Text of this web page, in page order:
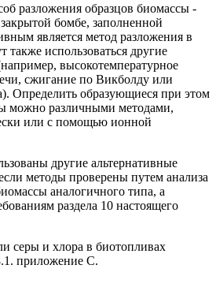
разложения образцов биомассы -
бомбе, заполненной
является метод разложения в
также использоваться другие
высокотемпературное
сжигание по Викболду или
Определить образующиеся при этом
можно различными методами,
или с помощью ионной
другие альтернативные
методы проверены путем анализа
аналогичного типа, а
раздела 10 настоящего
серы и хлора в биотопливах
приложение С.